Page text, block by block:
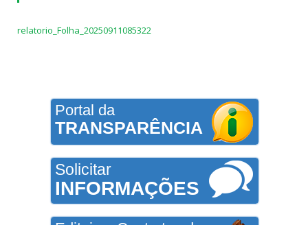
relatorio_Folha_20250911085322
Portal da
TRANSPARÊNCIA
Solicitar
INFORMAÇÕES